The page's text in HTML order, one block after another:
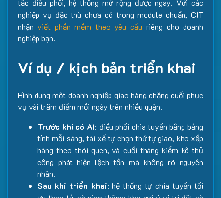
tắc điều phối, hệ thống mở rộng được ngay. Với các
nghiệp vụ đặc thù chưa có trong module chuẩn, CIT
nhận viết phần mềm theo yêu cầu riêng cho doanh
nghiệp bạn.
Ví dụ / kịch bản triển khai
Hình dung một doanh nghiệp giao hàng chặng cuối phục
vụ vài trăm điểm mỗi ngày trên nhiều quận.
Trước khi có AI: điều phối chia tuyến bằng bảng
tính mỗi sáng, tài xế tự chọn thứ tự giao, kho xếp
hàng theo thói quen, và cuối tháng kiểm kê thủ
công phát hiện lệch tồn mà không rõ nguyên
nhân.
Sau khi triển khai: hệ thống tự chia tuyến tối